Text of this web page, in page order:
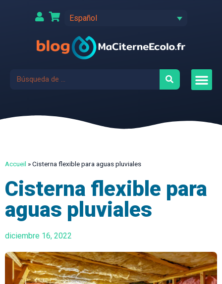
Español
Accueil »Cisterna flexible para aguas pluviales
Cisterna flexible para
aguas pluviales
diciembre 16, 2022